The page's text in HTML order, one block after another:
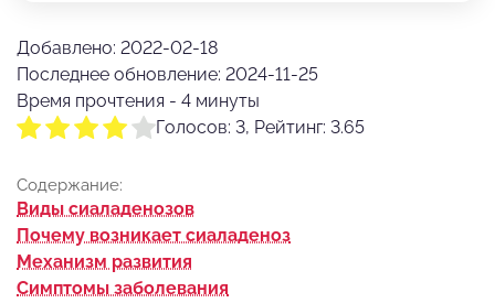
Добавлено: 2022-02-18
Последнее обновление: 2024-11-25
Время прочтения - 4 минуты
Голосов: 3, Рейтинг: 3.65
Содержание:
Виды сиаладенозов
Почему возникает сиаладеноз
Механизм развития
Симптомы заболевания